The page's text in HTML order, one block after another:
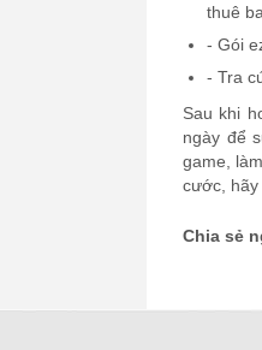
thuê
- Gói
- Tra
Sau khi
ngày để
game,
cước, hãy
Chia sẻ